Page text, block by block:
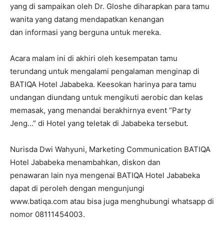
yang di sampaikan oleh Dr. Gloshe diharapkan para tamu
wanita yang datang mendapatkan kenangan
dan informasi yang berguna untuk mereka.
Acara malam ini di akhiri oleh kesempatan tamu
terundang untuk mengalami pengalaman menginap di
BATIQA Hotel Jababeka. Keesokan harinya para tamu
undangan diundang untuk mengikuti aerobic dan kelas
memasak, yang menandai berakhirnya event “Party
Jeng…” di Hotel yang teletak di Jababeka tersebut.
Nurisda Dwi Wahyuni, Marketing Communication BATIQA
Hotel Jababeka menambahkan, diskon dan
penawaran lain nya mengenai BATIQA Hotel Jababeka
dapat di peroleh dengan mengunjungi
www.batiqa.com atau bisa juga menghubungi whatsapp di
nomor 08111454003.